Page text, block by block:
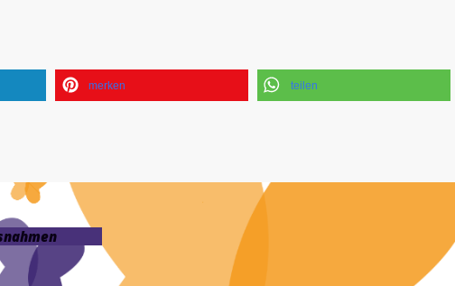
merken teilen